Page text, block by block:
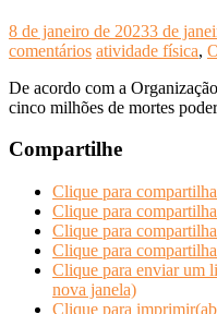
8 de janeiro de 20233 de
comentários atividade física,
De acordo com a
cinco milhões de mortes
Compartilhe
Clique para
Clique para
Clique para
Clique para
Clique para enviar um
nova janela)
Clique para